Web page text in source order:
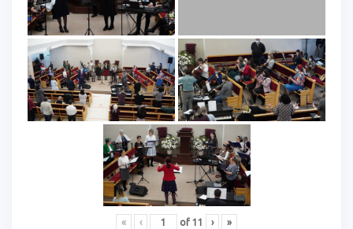
« ‹ of 11 › »